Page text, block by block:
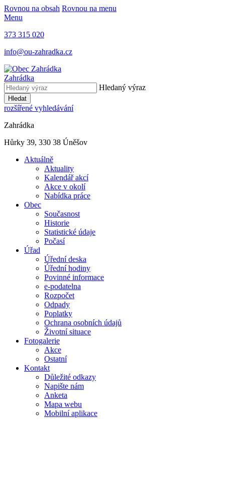
Rovnou na obsah Rovnou na menu
Menu
373 315 020
info@ou-zahradka.cz
Zahrádka
Hledaný výraz
Hledat
rozšířené vyhledávání
Zahrádka
Hůrky 39, 330 38 Úněšov
Aktuálně
Aktuality
Kalendář akcí
Akce v okolí
Nabídka práce
Obec
Současnost
Historie
Statistické údaje
Počasí
Úřad
Úřední deska
Úřední hodiny
Povinné informace
e-podatelna
Rozpočet
Odpady
Poplatky
Ochrana osobních údajů
Životní situace
Fotogalerie
Akce
Ostatní
Kontakt
Důležité odkazy
Napište nám
Anketa
Mapa webu
Mobilní aplikace